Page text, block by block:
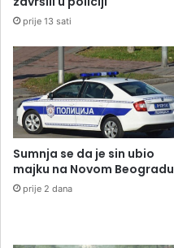
prije 13 sati
Sumnja se da je sin ubio
majku na Novom Beogradu
prije 2 dana